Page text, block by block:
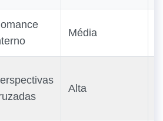
Média
Alta